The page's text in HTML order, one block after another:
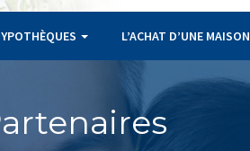
L’ACHAT D’UNE MAISON